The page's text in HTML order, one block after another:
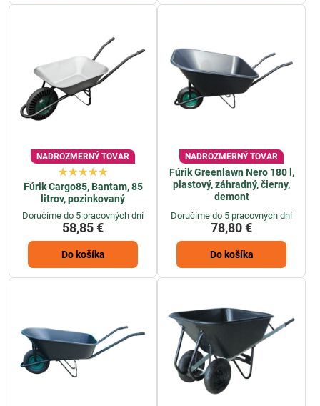
NADROZMERNÝ TOVAR
Fúrik Cargo85, Bantam, 85
litrov, pozinkovaný
Doručíme do 5 pracovných dní
58,85 €
Do košíka
NADROZMERNÝ TOVAR
Fúrik Greenlawn Nero 180 l,
plastový, záhradný, čierny,
demont
Doručíme do 5 pracovných dní
78,80 €
Do košíka